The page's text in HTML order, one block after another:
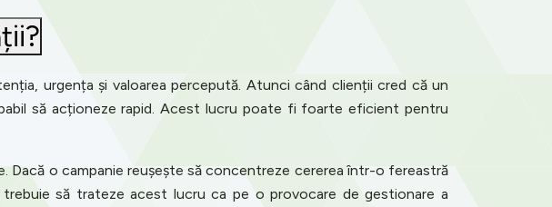
urgența și valoarea percepută. Atunci când clienții cred că un
să acționeze rapid. Acest lucru poate fi foarte eficient pentru
o campanie reușește să concentreze cererea într-o fereastră
să trateze acest lucru ca pe o provocare de gestionare a